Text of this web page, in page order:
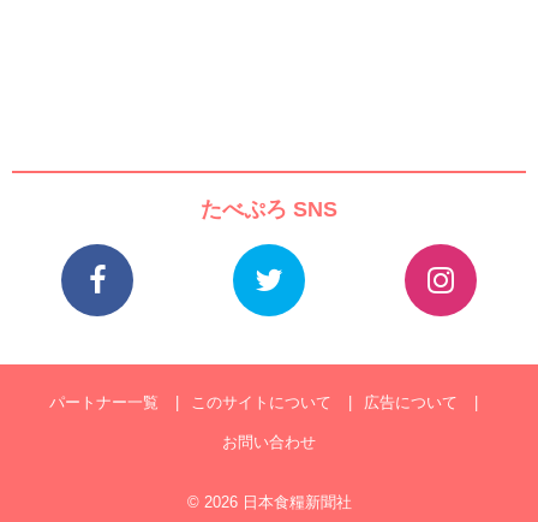
たべぷろ SNS
パートナー一覧 このサイトについて 広告について
お問い合わせ
© 2026 日本食糧新聞社